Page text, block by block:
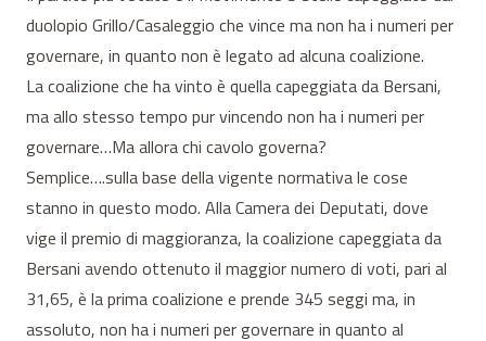
duolopio Grillo/Casaleggio che vince ma non ha i numeri per
governare, in quanto non è legato ad alcuna coalizione.
La coalizione che ha vinto è quella capeggiata da Bersani,
ma allo stesso tempo pur vincendo non ha i numeri per
governare…Ma allora chi cavolo governa?
Semplice….sulla base della vigente normativa le cose
stanno in questo modo. Alla Camera dei Deputati, dove
vige il premio di maggioranza, la coalizione capeggiata da
Bersani avendo ottenuto il maggior numero di voti, pari al
31,65, è la prima coalizione e prende 345 seggi ma, in
assoluto, non ha i numeri per governare in quanto al